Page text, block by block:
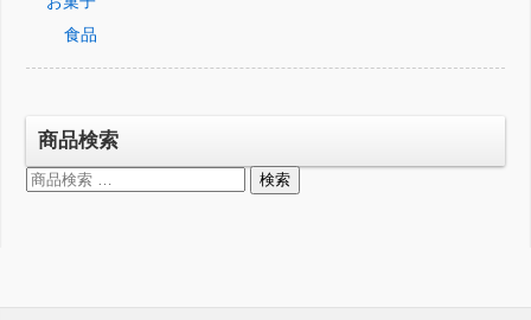
食品
商品検索
検
検索